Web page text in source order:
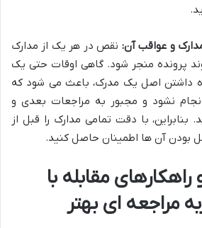
و عواقب آن: نقص در هر یک از مدارک
پرونده منجر شود. گاهی اوقات حتی یک
داشتن اصل یک مدرک، باعث می شود که
نشود و مجبور به مراجعات بعدی و
بنابراین، با دقت تمامی مدارک را قبل از
بودن آن ها اطمینان حاصل کنید.
مقابله با
مراجعه ای بهتر